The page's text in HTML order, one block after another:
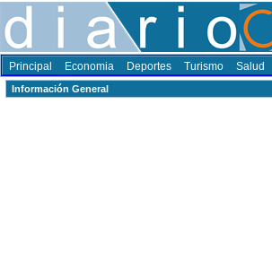
Principal Economia Deportes Turismo Salud
Información General